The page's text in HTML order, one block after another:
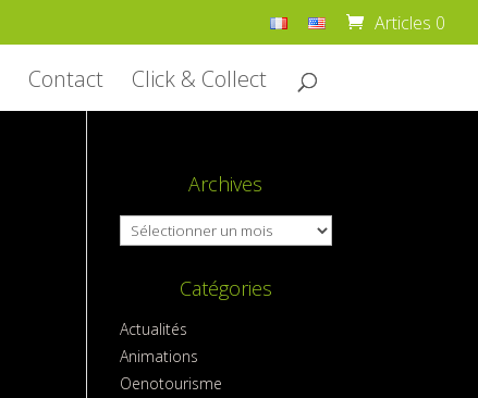
Articles 0
Contact Click & Collect
Archives
Archives
Catégories
Actualités
Animations
Oenotourisme